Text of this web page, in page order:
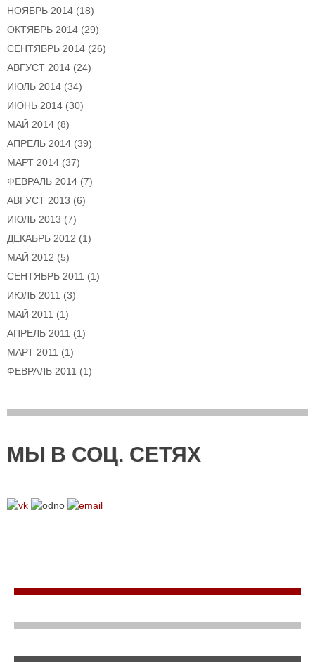
НОЯБРЬ 2014 (18)
ОКТЯБРЬ 2014 (29)
СЕНТЯБРЬ 2014 (26)
АВГУСТ 2014 (24)
ИЮЛЬ 2014 (34)
ИЮНЬ 2014 (30)
МАЙ 2014 (8)
АПРЕЛЬ 2014 (39)
МАРТ 2014 (37)
ФЕВРАЛЬ 2014 (7)
АВГУСТ 2013 (6)
ИЮЛЬ 2013 (7)
ДЕКАБРЬ 2012 (1)
МАЙ 2012 (5)
СЕНТЯБРЬ 2011 (1)
ИЮЛЬ 2011 (3)
МАЙ 2011 (1)
АПРЕЛЬ 2011 (1)
МАРТ 2011 (1)
ФЕВРАЛЬ 2011 (1)
МЫ В СОЦ. СЕТЯХ